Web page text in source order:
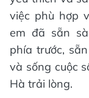
việc phù hợp
em đã sẵn
phía trước,
và sống cuộc
Hà trải lòng.